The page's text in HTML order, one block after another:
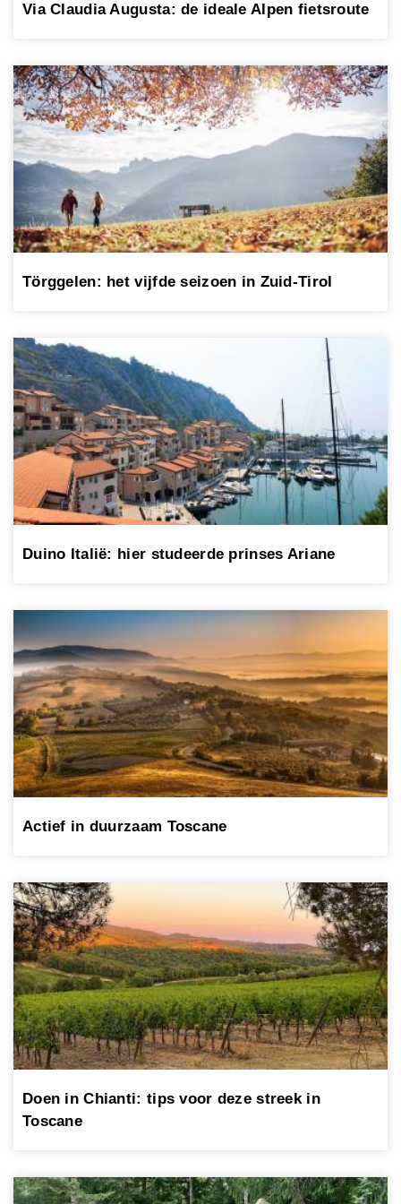
Via Claudia Augusta: de ideale Alpen fietsroute
Törggelen: het vijfde seizoen in Zuid-Tirol
Duino Italië: hier studeerde prinses Ariane
Actief in duurzaam Toscane
Doen in Chianti: tips voor deze streek in
Toscane